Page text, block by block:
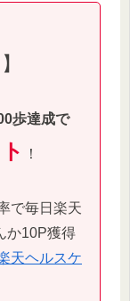
歩達成で
！
で毎日楽天
か10P獲得
天ヘルスケ